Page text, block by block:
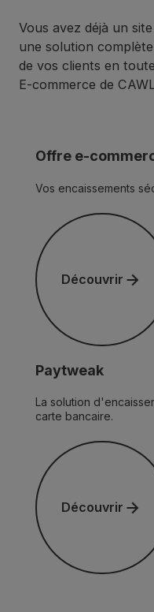
Vous avez déjà un
une solution
de vos clients en
E-commerce de
Offre e-
Vos encaissements
Découvrir
Découvrir
Paytweak
La solution
carte bancaire.
Découvrir
Découvrir